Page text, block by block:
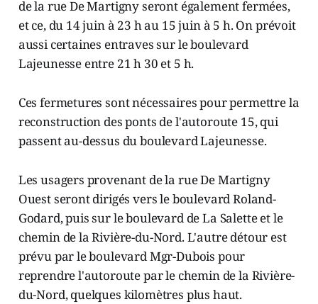
de la rue De Martigny seront également fermées,
et ce, du 14 juin à 23 h au 15 juin à 5 h. On prévoit
aussi certaines entraves sur le boulevard
Lajeunesse entre 21 h 30 et 5 h.
Ces fermetures sont nécessaires pour permettre la
reconstruction des ponts de l'autoroute 15, qui
passent au-dessus du boulevard Lajeunesse.
Les usagers provenant de la rue De Martigny
Ouest seront dirigés vers le boulevard Roland-
Godard, puis sur le boulevard de La Salette et le
chemin de la Rivière-du-Nord. L'autre détour est
prévu par le boulevard Mgr-Dubois pour
reprendre l'autoroute par le chemin de la Rivière-
du-Nord, quelques kilomètres plus haut.